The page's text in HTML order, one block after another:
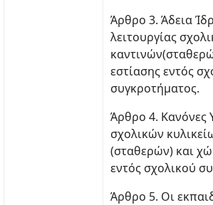
Άρθρο 3. Άδεια
λειτουργίας
εστίασης εντός
συγκροτήματος.
Άρθρο 4. Κανόνες
σχολικών
(σταθερών) και
εντός σχολικού
Άρθρο 5. Οι